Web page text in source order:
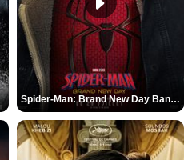
Spider-Man: Brand New Day Bande-annonce VO STFR